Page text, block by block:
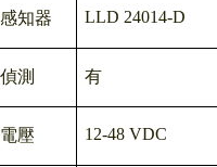
知器 LLD 24014-D
測 有
壓 12-48 VDC